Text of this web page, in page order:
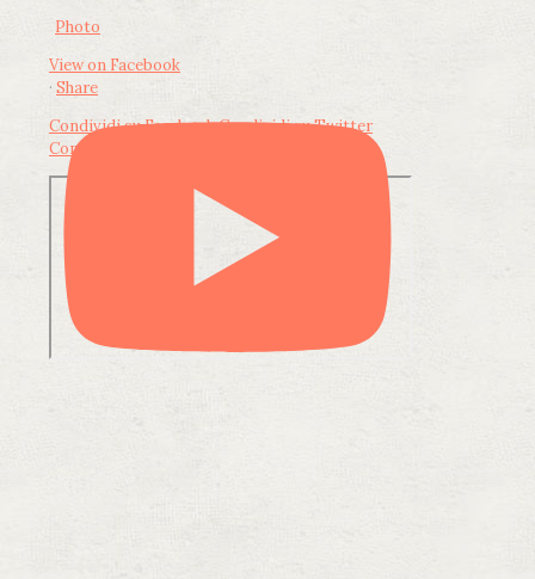
Photo
View on Facebook
· Share
Condividi su FacebookCondividi su Twitter
Condividi su LinkedIn